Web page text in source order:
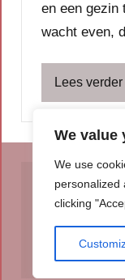
We value
We use
personalized
clicking
en een gezin
wacht even,
Lees verder
Blog
Handige
info
&
© Insert
Samenwerking